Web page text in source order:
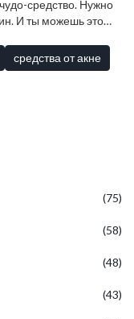
- ретиноид.
средство. Нужно
И ты можешь это
средства от акне
(75)
(58)
(48)
(43)